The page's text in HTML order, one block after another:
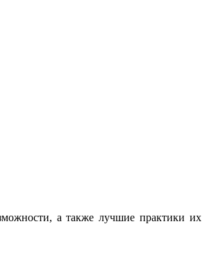
а также лучшие практики их